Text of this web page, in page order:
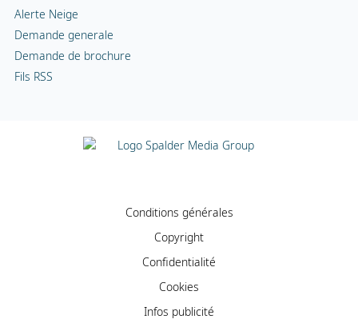
Alerte Neige
Demande generale
Demande de brochure
Fils RSS
Conditions générales
Copyright
Confidentialité
Cookies
Infos publicité